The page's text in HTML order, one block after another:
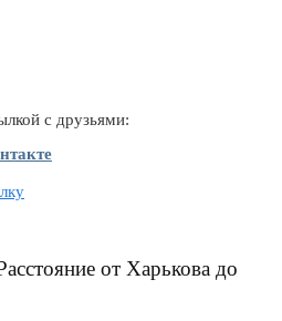
с друзьями:
от Харькова до